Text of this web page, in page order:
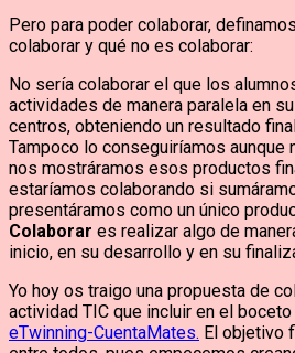
Pero para poder colaborar,
colaborar y qué no es colaborar:
No sería colaborar el que los
actividades de manera paralela en
centros, obteniendo un resultado
Tampoco lo conseguiríamos aunque
nos mostráramos esos productos
estaríamos colaborando si
presentáramos como un único
Colaborar es realizar algo de
inicio, en su desarrollo y en su
Yo hoy os traigo una propuesta de
actividad TIC que incluir en el
eTwinning-CuentaMates. El objetivo